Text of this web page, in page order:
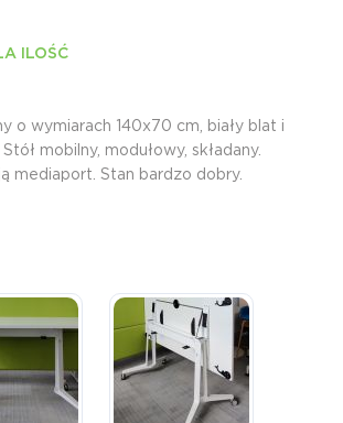
ILOŚĆ
o wymiarach 140x70 cm, biały blat i
mobilny, modułowy, składany.
mediaport. Stan bardzo dobry.